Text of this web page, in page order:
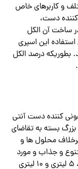
و کاربرهای خاص
دست،
ساخت آن الکل
این اسپری
بطوریکه درصد الکل
کننده دست آنتی
بزرگ بسته به تقاضای
محلول ها و
و جذاب و مورد
پسند مشتریان و در سطوح 1 لیتری، 3 لیتری، 5 لیتری و 10 لیتری